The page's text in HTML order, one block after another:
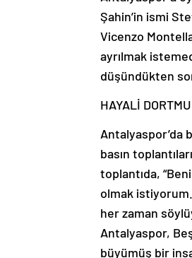
Şahin’in ismi
Vicenzo
ayrılmak
düşündükten
HAYALİ
Antalyaspor’da
basın
toplantıda,
olmak
her zaman
Antalyaspor,
büyümüş bir